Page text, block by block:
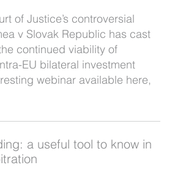
of Justice’s controversial
v Slovak Republic has cast
continued viability of
EU bilateral investment
webinar available here,
a useful tool to know in